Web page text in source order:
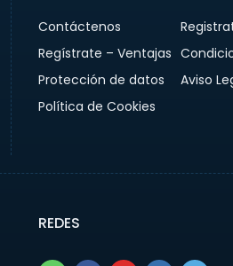
Contáctenos
Regístrate – Ventajas
Protección de datos
Aviso
Política de Cookies
REDES